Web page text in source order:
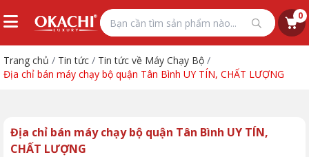
0
Trang chủ / Tin tức / Tin tức về Máy Chạy Bộ /
Địa chỉ bán máy chạy bộ quận Tân Bình UY TÍN, CHẤT LƯỢNG
Địa chỉ bán máy chạy bộ quận Tân Bình UY TÍN,
CHẤT LƯỢNG